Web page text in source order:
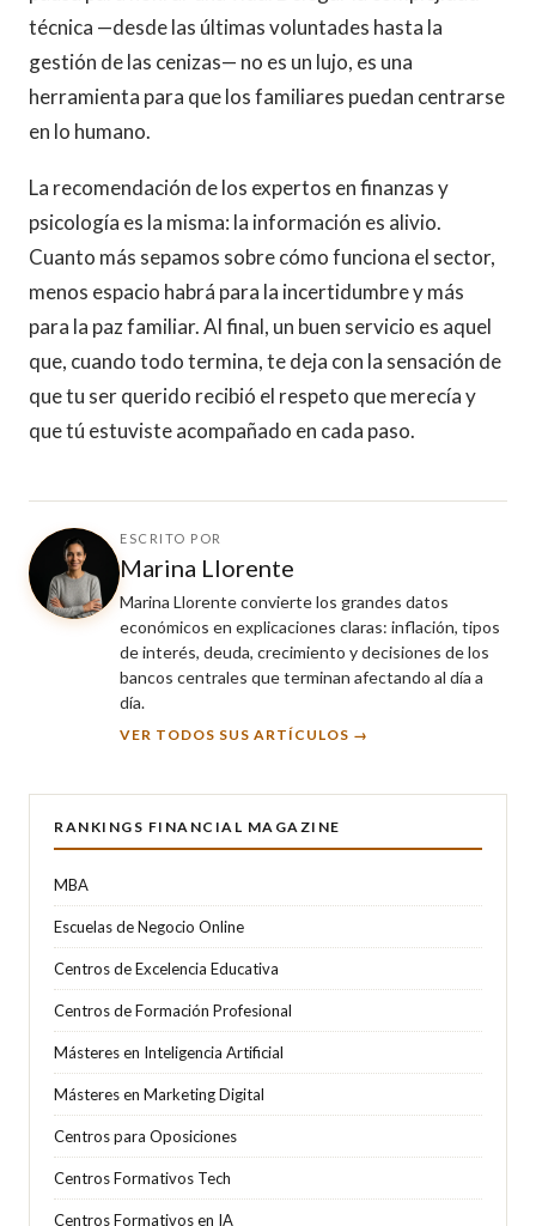
técnica —desde las últimas voluntades hasta la
gestión de las cenizas— no es un lujo, es una
herramienta para que los familiares puedan centrarse
en lo humano.
La recomendación de los expertos en finanzas y
psicología es la misma: la información es alivio.
Cuanto más sepamos sobre cómo funciona el sector,
menos espacio habrá para la incertidumbre y más
para la paz familiar. Al final, un buen servicio es aquel
que, cuando todo termina, te deja con la sensación de
que tu ser querido recibió el respeto que merecía y
que tú estuviste acompañado en cada paso.
ESCRITO POR
Marina Llorente
Marina Llorente convierte los grandes datos
económicos en explicaciones claras: inflación, tipos
de interés, deuda, crecimiento y decisiones de los
bancos centrales que terminan afectando al día a
día.
VER TODOS SUS ARTÍCULOS →
RANKINGS FINANCIAL MAGAZINE
MBA
Escuelas de Negocio Online
Centros de Excelencia Educativa
Centros de Formación Profesional
Másteres en Inteligencia Artificial
Másteres en Marketing Digital
Centros para Oposiciones
Centros Formativos Tech
Centros Formativos en IA